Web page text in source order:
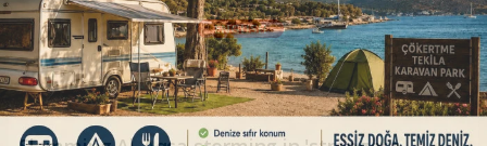
ENGLISH
03.08.2025 - 21:00, Güncelleme: 03.08.2025 - 21:00